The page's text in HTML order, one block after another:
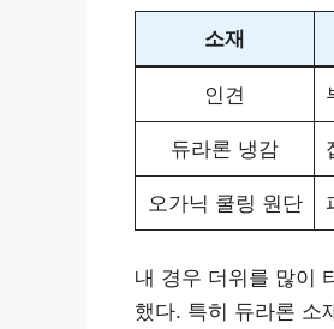
소재
인견
듀라론 냉감
오가닉 쿨링 원단
내 경우 더위를 많이
했다. 특히 듀라론 소